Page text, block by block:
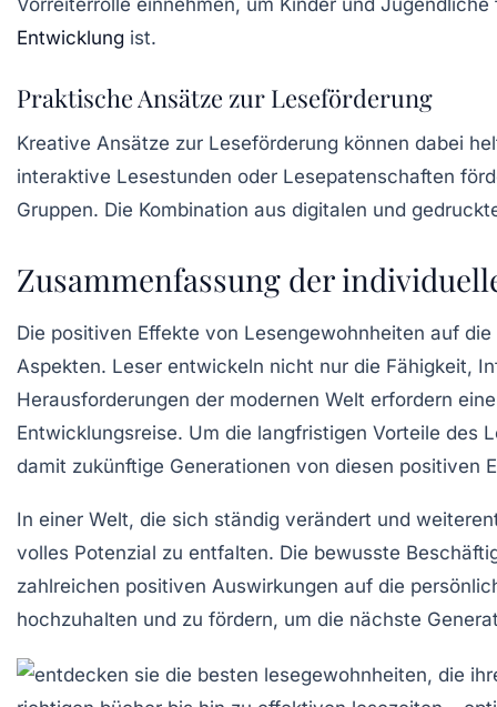
Entwicklung ist.
Praktische Ansätze zur Leseförderung
Kreative Ansätze zur Leseförderung können dabei
interaktive Lesestunden oder Lesepatenschaften
Gruppen. Die Kombination aus digitalen und
Zusammenfassung der
Die positiven Effekte von Lesengewohnheiten auf die
Aspekten. Leser entwickeln nicht nur die Fähigkeit,
Herausforderungen der modernen Welt erfordern
Entwicklungsreise. Um die langfristigen Vorteile des
damit zukünftige Generationen von diesen positiven
In einer Welt, die sich ständig verändert und
volles Potenzial zu entfalten. Die bewusste
zahlreichen positiven Auswirkungen auf die
hochzuhalten und zu fördern, um die nächste